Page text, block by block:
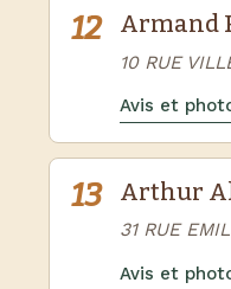
12 Armand
10 RUE
Avis et
13 Arthur
31 RUE
Avis et